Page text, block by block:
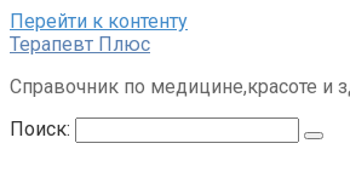
Перейти к контенту
Терапевт Плюс
Справочник по медицине,красоте и
Поиск: